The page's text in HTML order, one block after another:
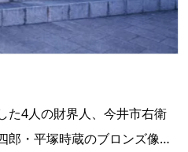
た4人の財界人、今井市右衛
郎・平塚時蔵のブロンズ像。